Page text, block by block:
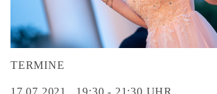
TERMINE
17.07.2021 , 19:30 - 21:30 UHR